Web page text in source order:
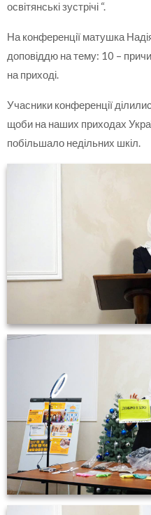
освітянські зустрічі “.
На конференції матушка
доповіддю на тему: 10 –
на приході.
Учасники конференції
щоби на наших приходах
побільшало недільних шкіл.